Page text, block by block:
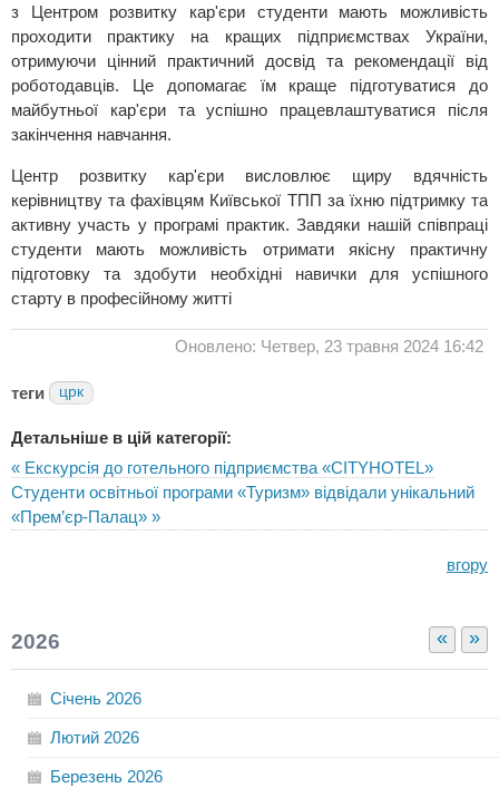
з Центром розвитку кар'єри студенти мають можливість
проходити практику на кращих підприємствах України,
отримуючи цінний практичний досвід та рекомендації від
роботодавців. Це допомагає їм краще підготуватися до
майбутньої кар'єри та успішно працевлаштуватися після
закінчення навчання.
Центр розвитку кар'єри висловлює щиру вдячність
керівництву та фахівцям Київської ТПП за їхню підтримку та
активну участь у програмі практик. Завдяки нашій співпраці
студенти мають можливість отримати якісну практичну
підготовку та здобути необхідні навички для успішного
старту в професійному житті
Оновлено: Четвер, 23 травня 2024 16:42
теги црк
Детальніше в цій категорії:
« Екскурсія до готельного підприємства «CITYHOTEL»
Студенти освітньої програми «Туризм» відвідали унікальний
«Прем’єр-Палац» »
вгору
« »
2026
Січень 2026
Лютий 2026
Березень 2026